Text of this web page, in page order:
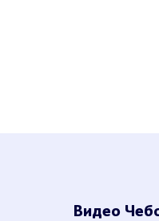
Видео